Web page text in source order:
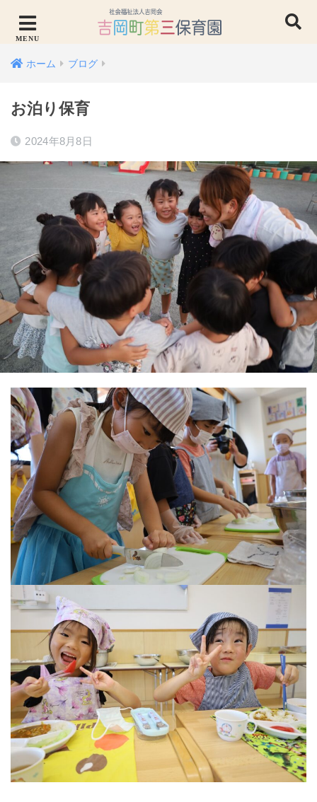
ホーム ブログ
お泊り保育
2024年8月8日